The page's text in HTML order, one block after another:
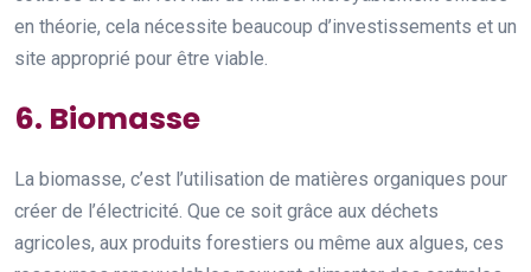
en théorie, cela nécessite beaucoup d’investissements et un
site approprié pour être viable.
6. Biomasse
La biomasse, c’est l’utilisation de matières organiques pour
créer de l’électricité. Que ce soit grâce aux déchets
agricoles, aux produits forestiers ou même aux algues, ces